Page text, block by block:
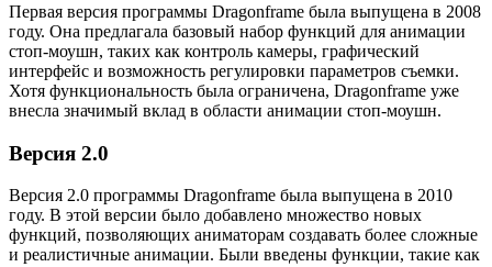
Первая версия программы Dragonframe была выпущена в 2008
году. Она предлагала базовый набор функций для анимации
стоп-моушн, таких как контроль камеры, графический
интерфейс и возможность регулировки параметров съемки.
Хотя функциональность была ограничена, Dragonframe уже
внесла значимый вклад в области анимации стоп-моушн.
Версия 2.0
Версия 2.0 программы Dragonframe была выпущена в 2010
году. В этой версии было добавлено множество новых
функций, позволяющих аниматорам создавать более сложные
и реалистичные анимации. Были введены функции, такие как